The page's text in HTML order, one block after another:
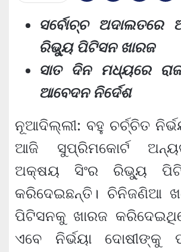
ସର୍ବୋଚ୍ଚ
ରିଭ୍ୟୁ ପିଟିସନ ଖାରଜ
ସାତ ଦିନ ମଧ୍ୟରେ
ଆବେଦନ ନିର୍ଦେଶ
ନୂଆଦିଲ୍ଲୀ: ବହୁ ଚର୍ଚ୍ଚିତ
ଆଜି ସୁପ୍ରିମକୋର୍ଟ
ଅକ୍ଷୟ ସିଂର ରିଭ୍ୟୁ
କରିଦେଇଛନ୍ତି। ଚିନିଜଣିଆ
ପିଟିସନକୁ ଖାରଜ
ଏବେ ନିର୍ଭୟା ଦୋଷୀଙ୍କୁ